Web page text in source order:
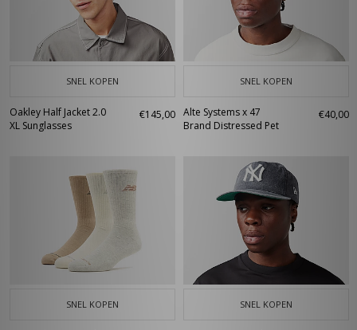
SNEL KOPEN
Oakley Half Jacket 2.0
XL Sunglasses
€145,00
SNEL KOPEN
Alte Systems x 47
Brand Distressed Pet
€40,00
SNEL KOPEN SNEL KOPEN